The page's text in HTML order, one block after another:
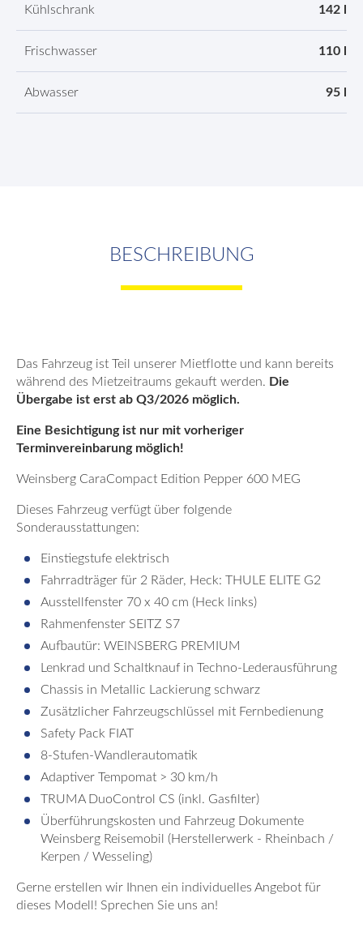
Kühlschrank 142 l
Frischwasser 110 l
Abwasser 95 l
BESCHREIBUNG
Das Fahrzeug ist Teil unserer Mietflotte und kann bereits
während des Mietzeitraums gekauft werden. Die
Übergabe ist erst ab Q3/2026 möglich.
Eine Besichtigung ist nur mit vorheriger
Terminvereinbarung möglich!
Weinsberg CaraCompact Edition Pepper 600 MEG
Dieses Fahrzeug verfügt über folgende
Sonderausstattungen:
Einstiegstufe elektrisch
Fahrradträger für 2 Räder, Heck: THULE ELITE G2
Ausstellfenster 70 x 40 cm (Heck links)
Rahmenfenster SEITZ S7
Aufbautür: WEINSBERG PREMIUM
Lenkrad und Schaltknauf in Techno-Lederausführung
Chassis in Metallic Lackierung schwarz
Zusätzlicher Fahrzeugschlüssel mit Fernbedienung
Safety Pack FIAT
8-Stufen-Wandlerautomatik
Adaptiver Tempomat > 30 km/h
TRUMA DuoControl CS (inkl. Gasfilter)
Überführungskosten und Fahrzeug Dokumente
Weinsberg Reisemobil (Herstellerwerk - Rheinbach /
Kerpen / Wesseling)
Gerne erstellen wir Ihnen ein individuelles Angebot für
dieses Modell! Sprechen Sie uns an!